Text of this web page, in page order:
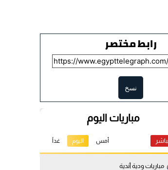
رابط مختصر
نسخ